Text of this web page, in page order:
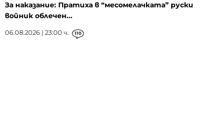
За наказание: Пратиха в “месомелачката” руски
войник облечен...
06.08.2026 | 23:00 ч. 110